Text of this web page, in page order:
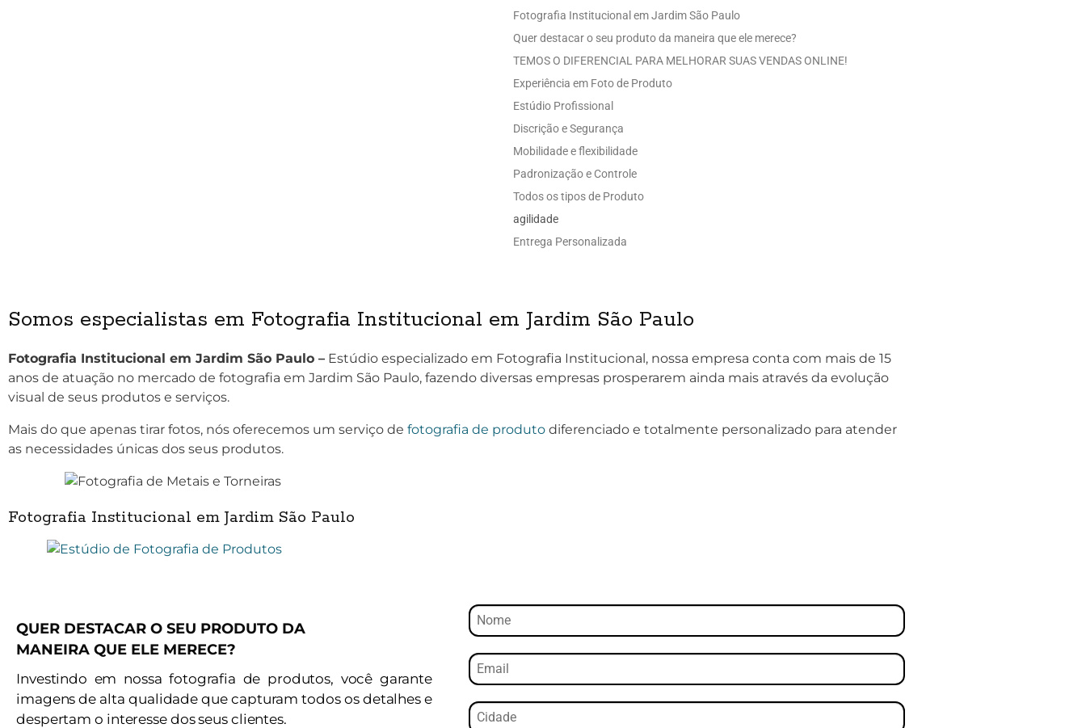
Fotografia Institucional em Jardim São Paulo
Quer destacar o seu produto da maneira que ele merece?
TEMOS O DIFERENCIAL PARA MELHORAR SUAS VENDAS ONLINE!
Experiência em Foto de Produto
Estúdio Profissional
Discrição e Segurança
Mobilidade e flexibilidade
Padronização e Controle
Todos os tipos de Produto
agilidade
Entrega Personalizada
Somos especialistas em Fotografia Institucional em Jardim São Paulo
Fotografia Institucional em Jardim São Paulo – Estúdio especializado em Fotografia Institucional, nossa empresa conta com mais de 15
anos de atuação no mercado de fotografia em Jardim São Paulo, fazendo diversas empresas prosperarem ainda mais através da evolução
visual de seus produtos e serviços.
Mais do que apenas tirar fotos, nós oferecemos um serviço de fotografia de produto diferenciado e totalmente personalizado para atender
as necessidades únicas dos seus produtos.
Fotografia Institucional em Jardim São Paulo
QUER DESTACAR O SEU PRODUTO DA
MANEIRA QUE ELE MERECE?
Investindo em nossa fotografia de produtos, você garante
imagens de alta qualidade que capturam todos os detalhes e
despertam o interesse dos seus clientes.